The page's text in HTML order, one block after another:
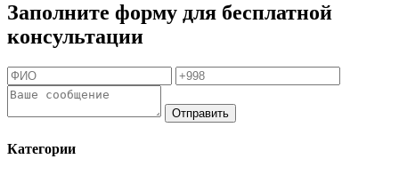
Заполните форму для бесплатной
консультации
Отправить
Категории